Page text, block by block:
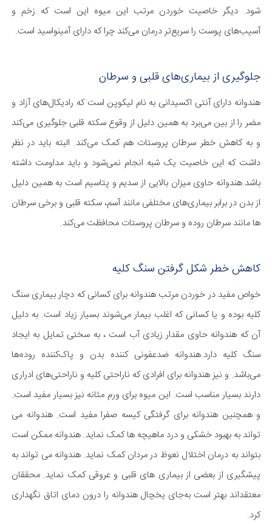
شود. دیگر خاصیت خوردن مرتب این میوه این است که زخم و
آسیب‌های پوست را سریع‌تر درمان می‌کند چرا که دارای آمینواسید است.
جلوگیری از بیماری‌های قلبی و سرطان
هندوانه دارای آنتی ‌اکسیدانی به نام لیکوپن است که رادیکال‌های آزاد و
مضر را از بین می‌برد به همین دلیل از وقوع سکته قلبی جلوگیری می‌کند
و به کاهش خطر سرطان پروستات هم کمک می‌کند. البته باید در نظر
داشت که این خاصیت یک شبه انجام نمی‌شود و باید مداومت داشته
باشد.هندوانه حاوی میزان بالایی از سدیم و پتاسیم است به همین دلیل
از بدن در برابر بیماری‌های مختلفی مانند آسم، سکته قلبی و برخی سرطان
ها مانند سرطان روده و سرطان پروستات محافظت می‌کند.
کاهش خطر شکل گرفتن سنگ کلیه
خواص مفید در خوردن مرتب هندوانه برای کسانی که دچار بیماری سنگ
کلیه بوده و یا کسانی که اغلب بیمار می‌شوند بسیار زیاد است. به دلیل
آن که هندوانه حاوی مقدار زیادی آب است ، به سختی تمایل به ایجاد
سنگ کلیه دارد.هندوانه ضدعفونی کننده بدن و پاک‌کننده روده‌ها
می‌باشد. و نیز هندوانه برای افرادی که ناراحتی کلیه و ناراحتی‌های ادراری
دارند بسیار مناسب است. این میوه برای ورم مثانه نیز بسیار مفید است.
و همچنین هندوانه برای گرفتگی کیسه صفرا مفید است. هندوانه می
تواند به بهبود خشکی و درد ماهیچه ها کمک نماید. هندوانه ممکن است
بتواند به درمان اختلال نعوظ در مردان کمک نماید. هندوانه می تواند به
پیشگیری از بعضی از بیماری های قلبی و عروقی کمک نماید. محققان
معتقداند بهتر است به‌جای یخچال هندوانه را درون دمای اتاق نگهداری
کرد.